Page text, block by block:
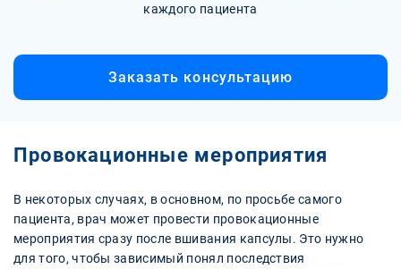
каждого пациента
Заказать консультацию
Провокационные мероприятия
В некоторых случаях, в основном, по просьбе самого
пациента, врач может провести провокационные
мероприятия сразу после вшивания капсулы. Это нужно
для того, чтобы зависимый понял последствия